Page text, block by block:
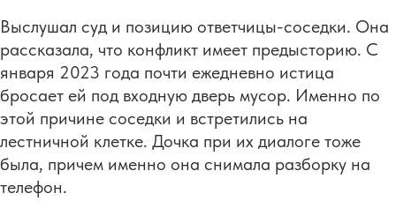
Выслушал суд и позицию ответчицы-соседки. Она
рассказала, что конфликт имеет предысторию. С
января 2023 года почти ежедневно истица
бросает ей под входную дверь мусор. Именно по
этой причине соседки и встретились на
лестничной клетке. Дочка при их диалоге тоже
была, причем именно она снимала разборку на
телефон.